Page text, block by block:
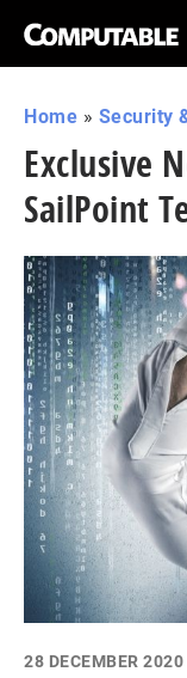
Home » Security
Exclusive
SailPoint
28 DECEMBER